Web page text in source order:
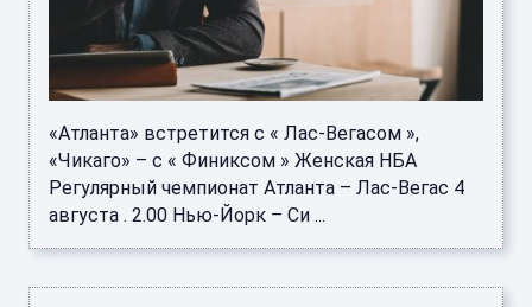
«Атланта» встретится с « Лас-Вегасом »,
«Чикаго» – с « Финиксом » Женская НБА
Регулярный чемпионат Атланта – Лас-Вегас 4
августа . 2.00 Нью-Йорк – Си ...